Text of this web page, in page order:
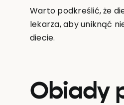
Warto podkreślić, że
lekarza, aby uniknąć
diecie.
Obiady